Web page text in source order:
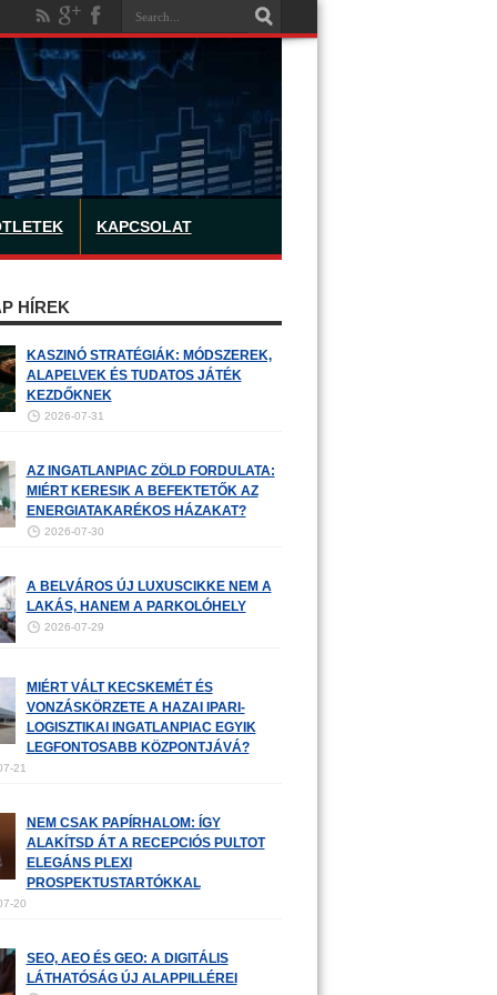
KAPCSOLAT
HÍREK
KASZINÓ STRATÉGIÁK: MÓDSZEREK,
ALAPELVEK ÉS TUDATOS JÁTÉK
KEZDŐKNEK
2026-07-31
AZ INGATLANPIAC ZÖLD FORDULATA:
MIÉRT KERESIK A BEFEKTETŐK AZ
ENERGIATAKARÉKOS HÁZAKAT?
2026-07-30
A BELVÁROS ÚJ LUXUSCIKKE NEM A
LAKÁS, HANEM A PARKOLÓHELY
2026-07-29
MIÉRT VÁLT KECSKEMÉT ÉS
VONZÁSKÖRZETE A HAZAI IPARI-
LOGISZTIKAI INGATLANPIAC EGYIK
LEGFONTOSABB KÖZPONTJÁVÁ?
21
NEM CSAK PAPÍRHALOM: ÍGY
ALAKÍTSD ÁT A RECEPCIÓS PULTOT
ELEGÁNS PLEXI
PROSPEKTUSTARTÓKKAL
20
SEO, AEO ÉS GEO: A DIGITÁLIS
LÁTHATÓSÁG ÚJ ALAPPILLÉREI